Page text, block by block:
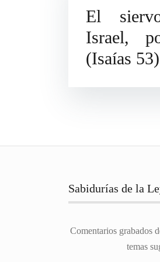
El
Israel,
(Isaías 53)
Sabidurías de la
Comentarios grabados
temas